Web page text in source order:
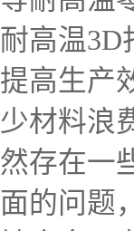
够承受高
使用熔融
形或融化
料、陶瓷
件。
耐高温